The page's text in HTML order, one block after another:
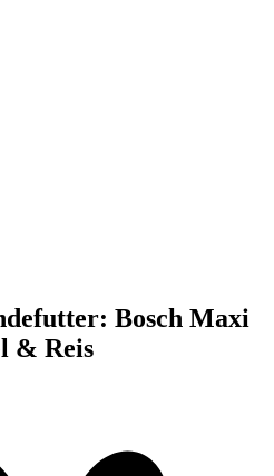
Bosch Maxi
& Reis